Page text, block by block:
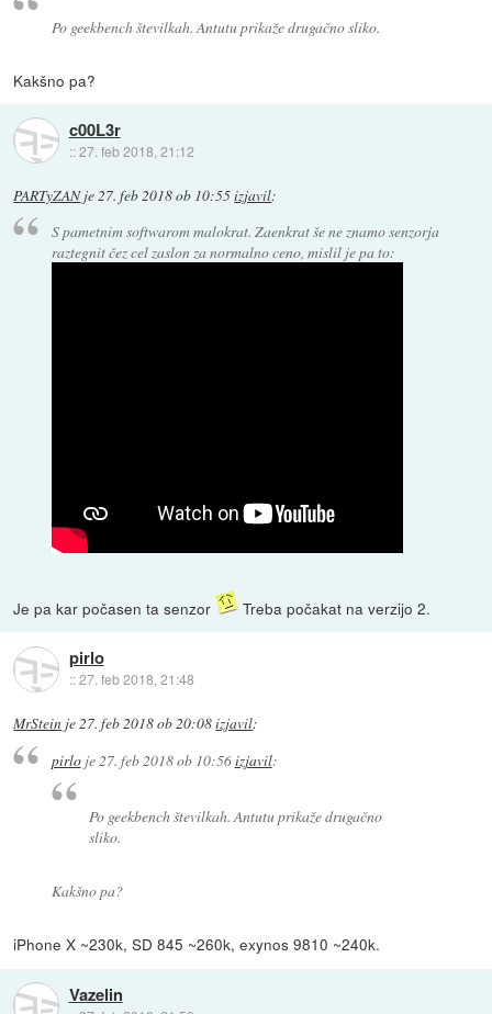
Po geekbench številkah. Antutu prikaže drugačno sliko.
Kakšno pa?
c00L3r
::27. feb 2018, 21:12
PARTyZANje 27. feb 2018 ob 10:55izjavil:
S pametnim softwarom malokrat. Zaenkrat še ne znamo senzorja
raztegnit čez cel zaslon za normalno ceno, mislil je pa to:
Je pa kar počasen ta senzor Treba počakat na verzijo 2.
pirlo
::27. feb 2018, 21:48
MrStein je27. feb 2018 ob 20:08izjavil:
pirloje 27. feb 2018 ob 10:56izjavil:
Po geekbench številkah. Antutu prikaže drugačno
sliko.
Kakšno pa?
iPhone X ~230k, SD 845 ~260k, exynos 9810 ~240k.
Vazelin